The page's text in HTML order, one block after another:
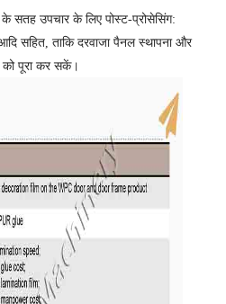
सतह उपचार के लिए पोस्ट-प्रोसेसिंग:
सहित, ताकि दरवाजा पैनल स्थापना और
पूरा कर सकें।